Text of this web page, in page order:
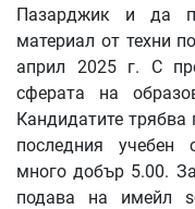
Пазарджик и да
материал от техни
април 2025 г. С
сферата на
Кандидатите
последния учебен
много добър 5.00.
подава на имейл